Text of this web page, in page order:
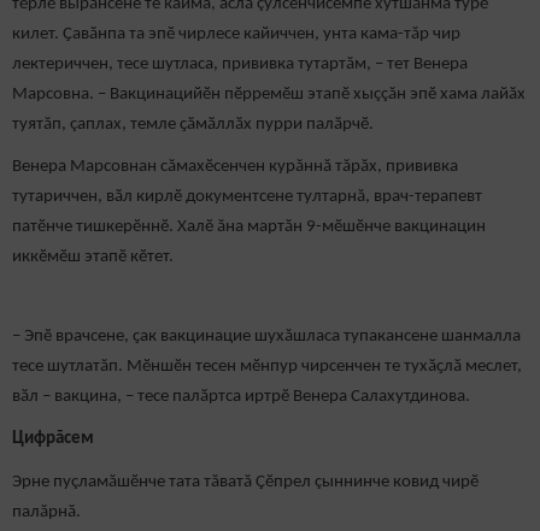
тӗрлӗ вырӑнсене те кайма, аслă çулсенчисемпе хутшӑнма тӳрӗ
килет. Ҫавӑнпа та эпӗ чирлесе кайиччен, унта кама-тăр чир
лектериччен, тесе шутласа, прививка тутартăм, – тет Венера
Марсовна. – Вакцинацийӗн пӗрремӗш этапӗ хыççăн эпӗ хама лайӑх
туятăп, çаплах, темле ҫӑмӑллӑх пурри палӑрчӗ.
Венера Марсовнан сăмахӗсенчен курăннă тăрăх, прививка
тутариччен, вӑл кирлӗ документсене тултарнă, врач-терапевт
патӗнче тишкерӗннӗ. Халӗ ăна мартăн 9-мӗшӗнче вакцинацин
иккӗмӗш этапӗ кӗтет.
– Эпӗ врачсене, ҫак вакцинацие шухăшласа тупакансене шанмалла
тесе шутлатăп. Мӗншӗн тесен мӗнпур чирсенчен те тухӑҫлӑ меслет,
вӑл – вакцина, – тесе палӑртса иртрӗ Венера Салахутдинова.
Цифрăсем
Эрне пуçламăшӗнче тата тăватă Çӗпрел çыннинче ковид чирӗ
палăрнă.